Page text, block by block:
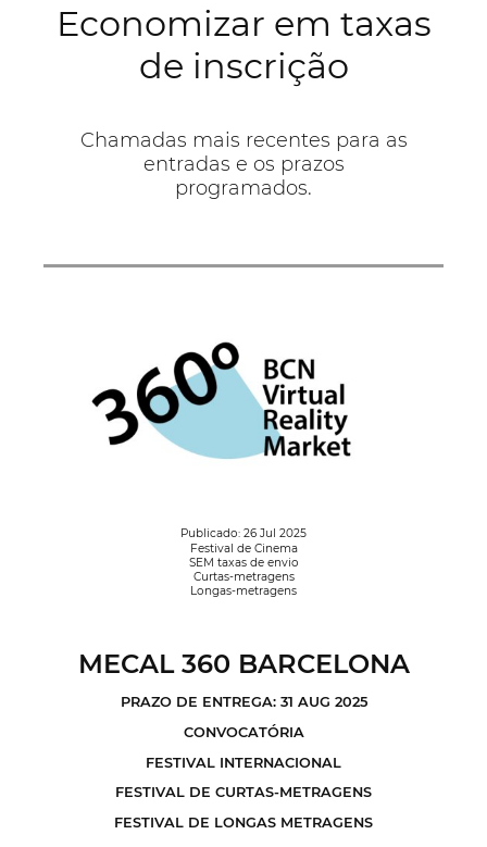
Economizar em taxas
de inscrição
Chamadas mais recentes para as
entradas e os prazos
programados.
Publicado: 26 Jul 2025
Festival de Cinema
SEM taxas de envio
Curtas-metragens
Longas-metragens
MECAL 360 BARCELONA
PRAZO DE ENTREGA: 31 AUG 2025
CONVOCATÓRIA
FESTIVAL INTERNACIONAL
FESTIVAL DE CURTAS-METRAGENS
FESTIVAL DE LONGAS METRAGENS